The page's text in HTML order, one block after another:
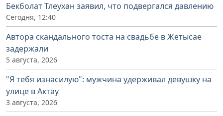
Бекболат Тлеухан заявил, что подвергался давлению
Сегодня, 12:40
Автора скандального тоста на свадьбе в Жетысае
задержали
5 августа, 2026
"Я тебя изнасилую": мужчина удерживал девушку на
улице в Актау
3 августа, 2026